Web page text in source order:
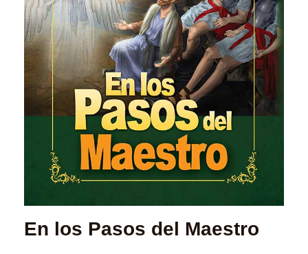
En los Pasos del Maestro